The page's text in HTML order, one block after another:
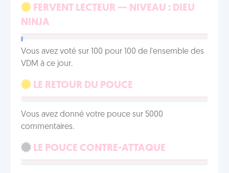
FERVENT LECTEUR — NIVEAU : DIEU
NINJA
Vous avez voté sur 100 pour 100 de l'ensemble des
VDM à ce jour.
LE RETOUR DU POUCE
Vous avez donné votre pouce sur 5000
commentaires.
LE POUCE CONTRE-ATTAQUE